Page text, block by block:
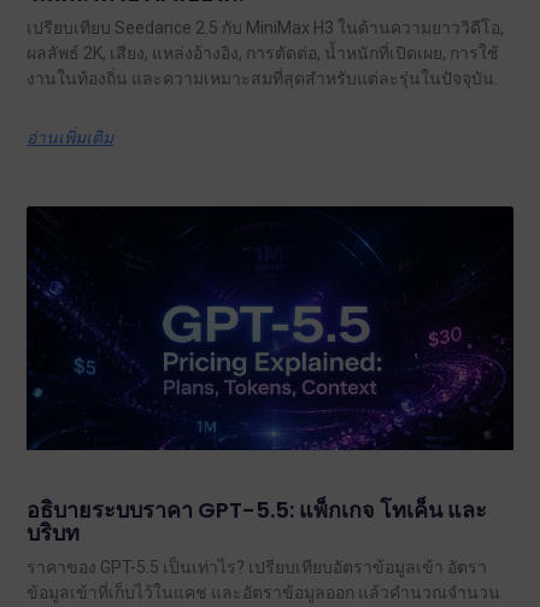
เปรียบเทียบ Seedance 2.5 กับ MiniMax H3 ในด้านความยาววิดีโอ,
ผลลัพธ์ 2K, เสียง, แหล่งอ้างอิง, การตัดต่อ, น้ำหนักที่เปิดเผย, การใช้
งานในท้องถิ่น และความเหมาะสมที่สุดสำหรับแต่ละรุ่นในปัจจุบัน.
อ่านเพิ่มเติม
อธิบายระบบราคา GPT-5.5: แพ็กเกจ โทเค็น และ
บริบท
ราคาของ GPT-5.5 เป็นเท่าไร? เปรียบเทียบอัตราข้อมูลเข้า อัตรา
ข้อมูลเข้าที่เก็บไว้ในแคช และอัตราข้อมูลออก แล้วคำนวณจำนวน